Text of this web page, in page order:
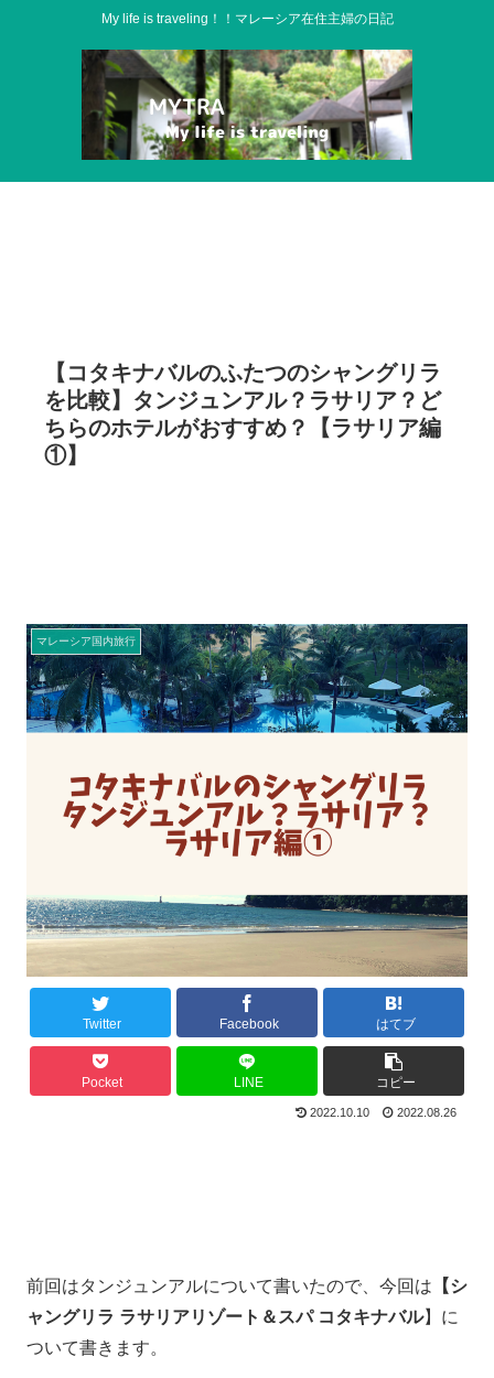
My life is traveling！！マレーシア在住主婦の日記
【コタキナバルのふたつのシャングリラ
を比較】タンジュンアル？ラサリア？ど
ちらのホテルがおすすめ？【ラサリア編
①】
マレーシア国内旅行
Twitter Facebook はてブ
Pocket LINE コピー
2022.10.10 2022.08.26
前回はタンジュンアルについて書いたので、今回は 【シ
ャングリラ ラサリアリゾート＆スパ コタキナバル】に
ついて書きます。